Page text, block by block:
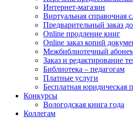
Интернет-магазин
Виртуальная справочная
Предварительный заказ
Online продление книг
Online заказ копий
Межбиблиотечный
Заказ и редактирование
Библиотека – педагогам
Платные услуги
Бесплатная юридическая
Конкурсы
Вологодская книга года
Коллегам